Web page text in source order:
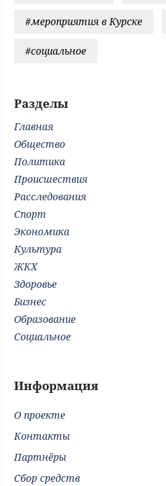
#мероприятия в Курске
#социальное
Разделы
Главная
Общество
Политика
Происшествия
Расследования
Спорт
Экономика
Культура
ЖКХ
Здоровье
Бизнес
Образование
Социальное
Информация
О проекте
Контакты
Партнёры
Сбор средств